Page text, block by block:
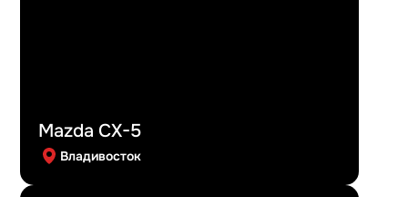
Mazda CX-5
Владивосток